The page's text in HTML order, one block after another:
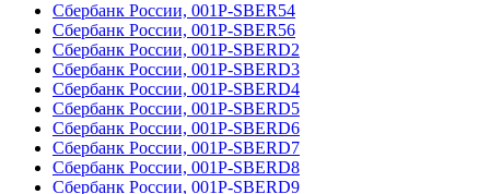
Сбербанк России, 001Р-SBER54
Сбербанк России, 001Р-SBER56
Сбербанк России, 001Р-SBERD2
Сбербанк России, 001Р-SBERD3
Сбербанк России, 001Р-SBERD4
Сбербанк России, 001Р-SBERD5
Сбербанк России, 001Р-SBERD6
Сбербанк России, 001Р-SBERD7
Сбербанк России, 001Р-SBERD8
Сбербанк России, 001Р-SBERD9